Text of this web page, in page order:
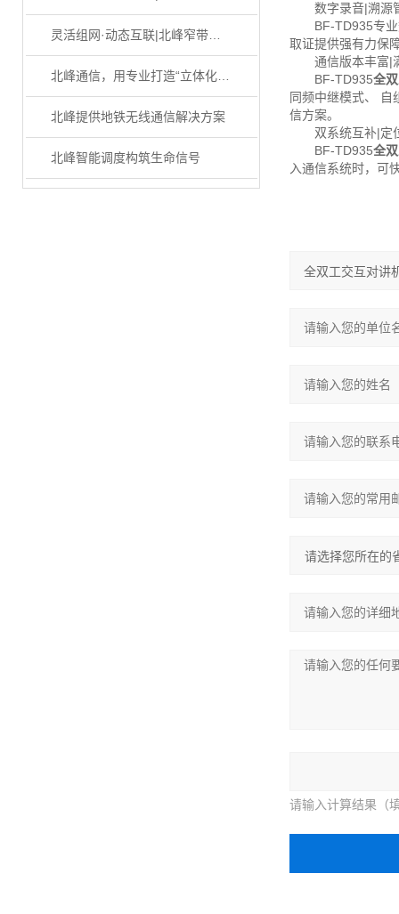
灵活组网·动态互联|北峰窄带自组网构建安全应急网络
北峰通信，用专业打造“立体化”应急通信保障体系
北峰提供地铁无线通信解决方案
北峰智能调度构筑生命信号
数字录音|溯源
BF-TD935专业数
取证提供强有力保
通信版本丰富|
BF-TD935全
同频中继模式、 自
信方案。
双系统互补|定
BF-TD935全
入通信系统时，可
请输入计算结果（